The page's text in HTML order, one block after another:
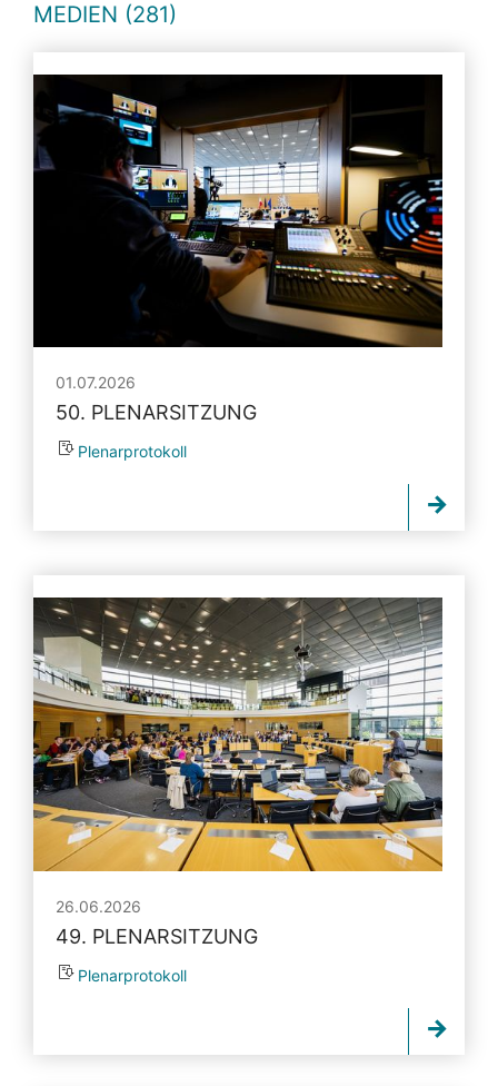
MEDIEN (281)
01.07.2026
50. PLENARSITZUNG
Plenarprotokoll
26.06.2026
49. PLENARSITZUNG
Plenarprotokoll